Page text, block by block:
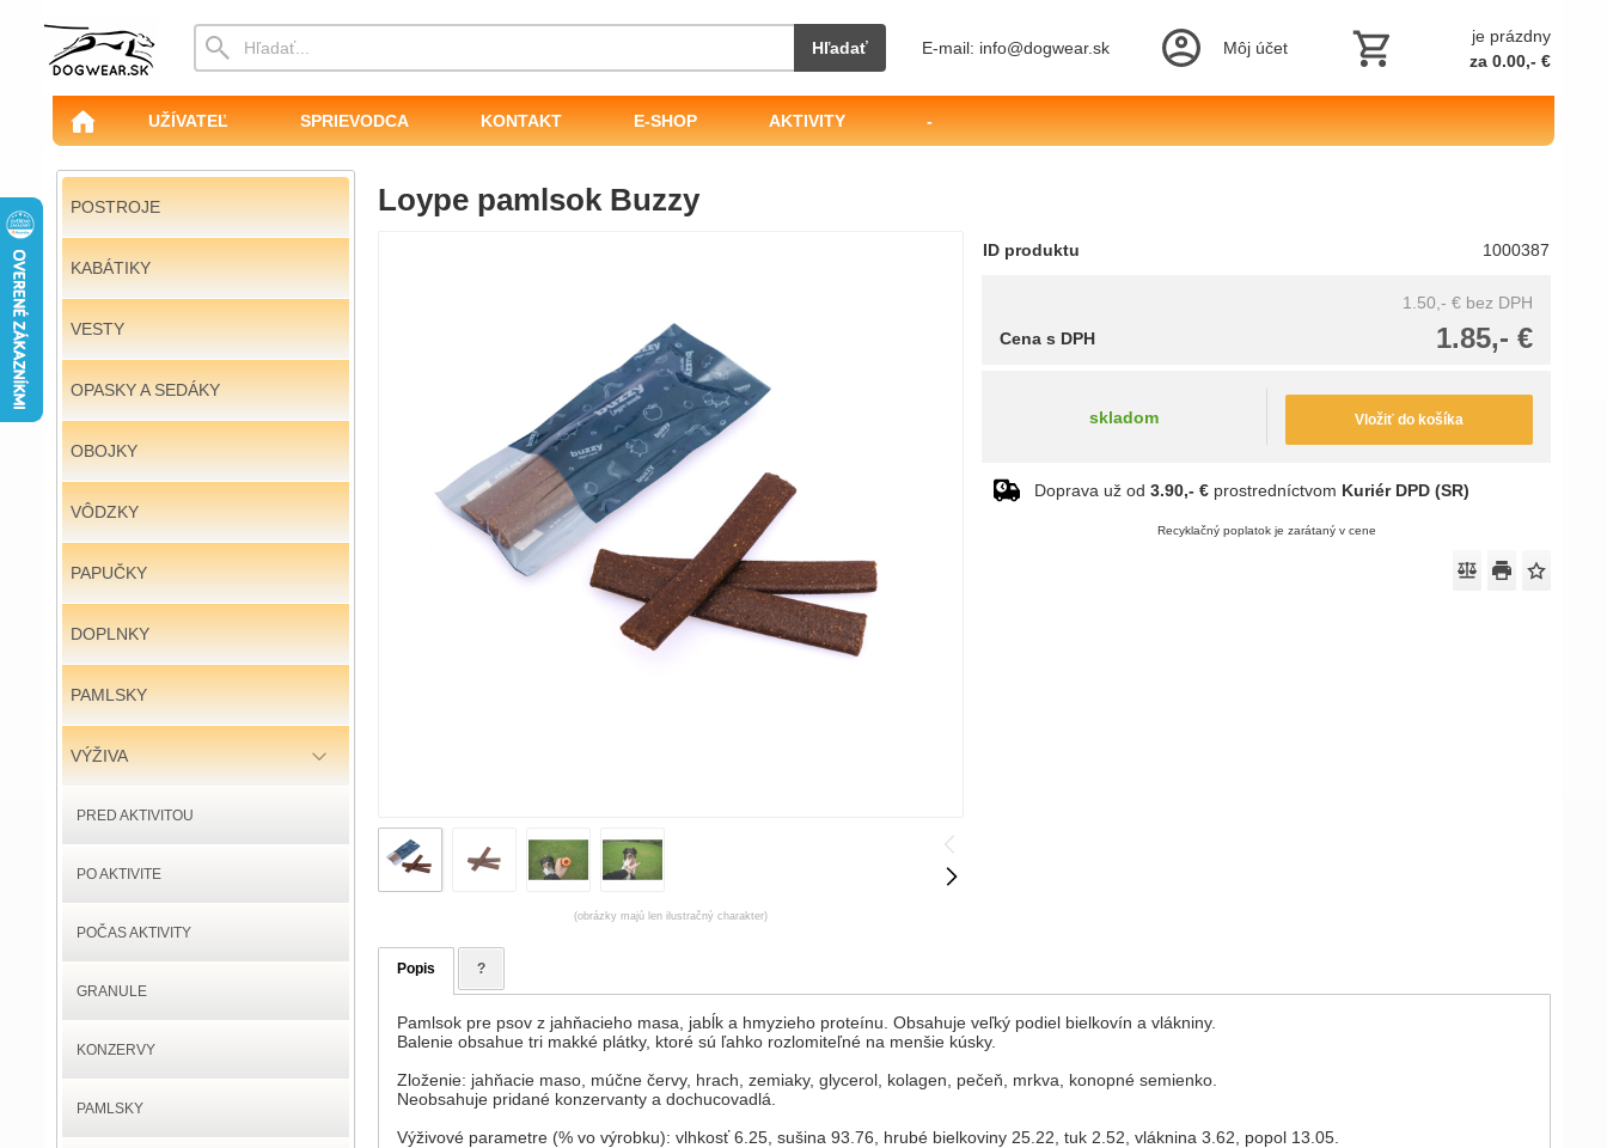
Hľadať E-mail: info@dogwear.sk Môj účet
je prázdny
za 0.00,- €
UŽÍVATEĽ SPRIEVODCA KONTAKT E-SHOP AKTIVITY -
POSTROJE
KABÁTIKY
VESTY
OPASKY A SEDÁKY
OBOJKY
VÔDZKY
PAPUČKY
DOPLNKY
PAMLSKY
VÝŽIVA
PRED AKTIVITOU
PO AKTIVITE
POČAS AKTIVITY
GRANULE
KONZERVY
PAMLSKY
Loype pamlsok Buzzy
(obrázky majú len ilustračný charakter)
ID produktu 1000387
1.50,- € bez DPH
1.85,- €
Cena s DPH
skladom Vložiť do košíka
Doprava už od3.90,- € prostredníctvom Kuriér DPD (SR)
Recyklačný poplatok je zarátaný v cene
Popis ?
Pamlsok pre psov z jahňacieho masa, jabĺk a hmyzieho proteínu. Obsahuje veľký podiel bielkovín a vlákniny.
Balenie obsahue tri makké plátky, ktoré sú ľahko rozlomiteľné na menšie kúsky.
Zloženie: jahňacie maso, múčne červy, hrach, zemiaky, glycerol, kolagen, pečeň, mrkva, konopné semienko.
Neobsahuje pridané konzervanty a dochucovadlá.
Výživové parametre (% vo výrobku): vlhkosť 6.25, sušina 93.76, hrubé bielkoviny 25.22, tuk 2.52, vláknina 3.62, popol 13.05.